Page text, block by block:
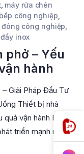
, máy rửa chén
công nghiệp
đông công nghiệp
inox
phở – Yếu
hành
Giải Pháp Đầu Tư
Thiết bị nhà
vận hành Ngành
triển mạnh mẽ với